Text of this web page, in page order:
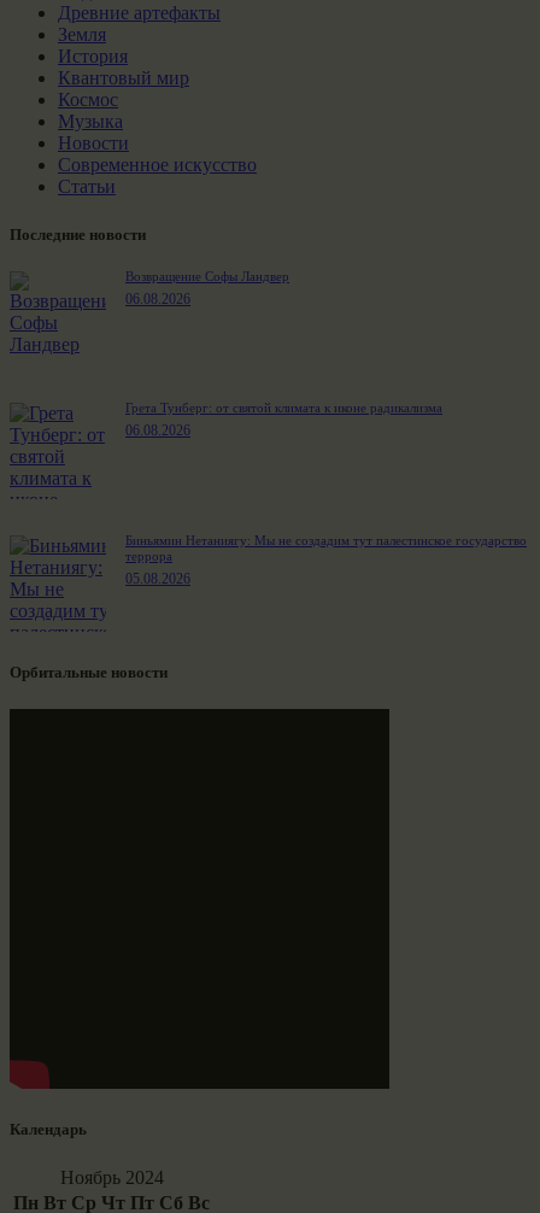
Древние артефакты
Земля
История
Квантовый мир
Космос
Музыка
Новости
Современное искусство
Статьи
Последние новости
Возвращение Софы Ландвер
06.08.2026
Грета Тунберг: от святой климата к иконе радикализма
06.08.2026
Биньямин Нетаниягу: Мы не создадим тут палестинское государство
террора
05.08.2026
Орбитальные новости
Календарь
Ноябрь 2024
Пн Вт Ср Чт Пт Сб Вс